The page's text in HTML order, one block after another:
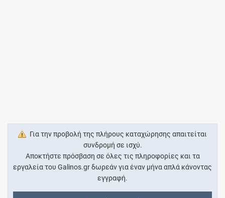
Για την προβολή της πλήρους καταχώρησης απαιτείται
συνδρομή σε ισχύ.
Αποκτήστε πρόσβαση σε όλες τις πληροφορίες και τα
εργαλεία του Galinos.gr δωρεάν για έναν μήνα απλά κάνοντας
εγγραφή.